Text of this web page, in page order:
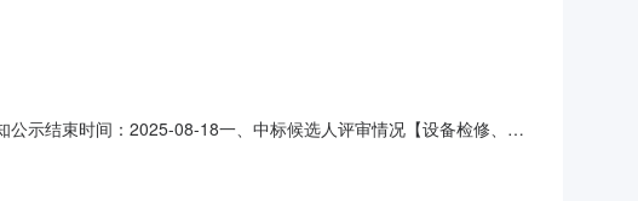
示结束时间：2025-08-18一、中标候选人评审情况【设备检修、维
称：电子与智能化工程专业承包，等级：一级，证书编号：